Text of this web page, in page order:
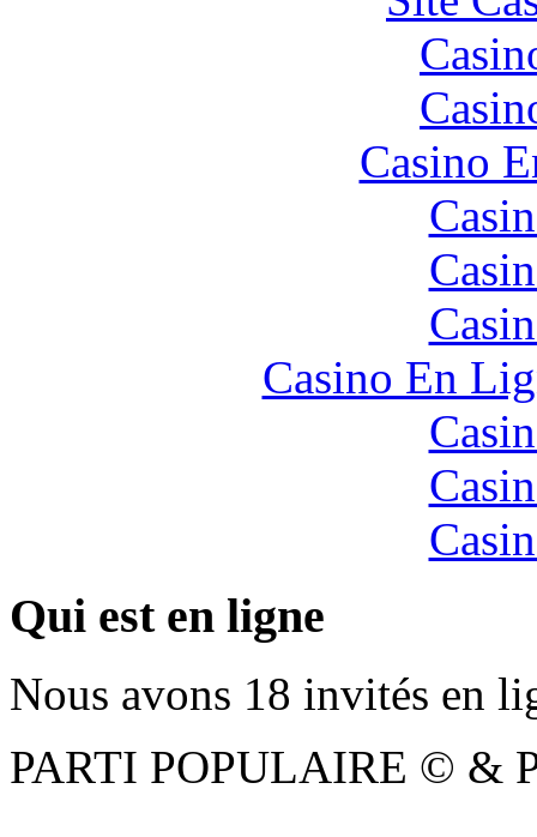
Casino
Casino En
Qui est en ligne
Nous avons 18 invités en
PARTI POPULAIRE © &